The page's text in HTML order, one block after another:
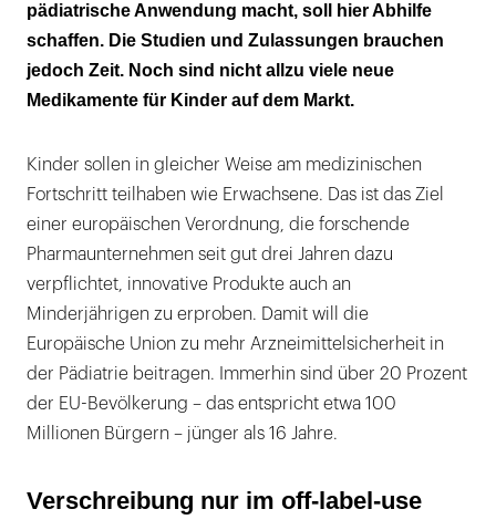
pädiatrische Anwendung macht, soll hier Abhilfe
schaffen. Die Studien und Zulassungen brauchen
jedoch Zeit. Noch sind nicht allzu viele neue
Medikamente für Kinder auf dem Markt.
Kinder sollen in gleicher Weise am medizinischen
Fortschritt teilhaben wie Erwachsene. Das ist das Ziel
einer europäischen Verordnung, die forschende
Pharmaunternehmen seit gut drei Jahren dazu
verpflichtet, innovative Produkte auch an
Minderjährigen zu erproben. Damit will die
Europäische Union zu mehr Arzneimittelsicherheit in
der Pädiatrie beitragen. Immerhin sind über 20 Prozent
der EU-Bevölkerung – das entspricht etwa 100
Millionen Bürgern – jünger als 16 Jahre.
Verschreibung nur im off-label-use